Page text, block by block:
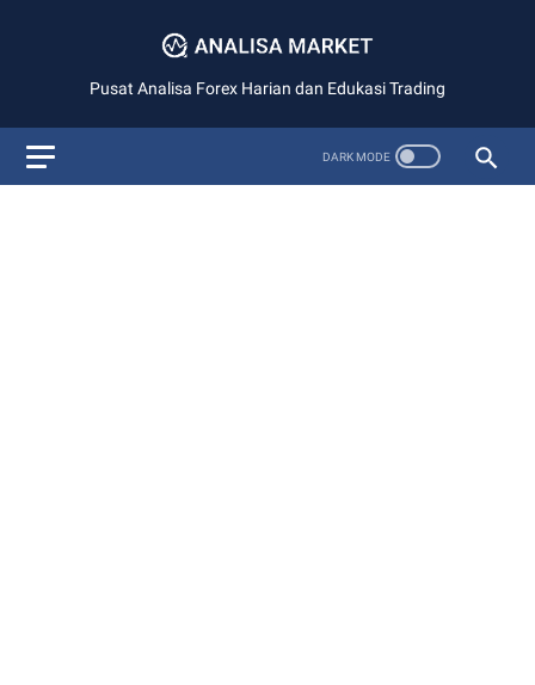
Pusat Analisa Forex Harian dan Edukasi Trading